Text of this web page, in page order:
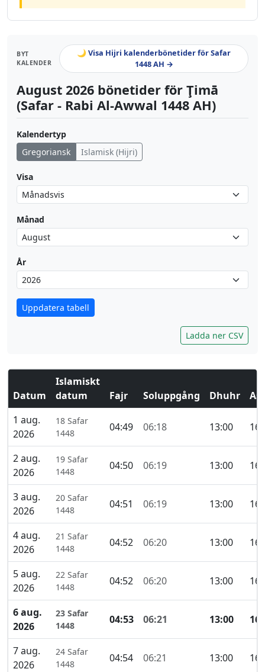
BYT
KALENDER
🌙 Visa Hijri kalenderbönetider för Safar
1448 AH →
August 2026 bönetider för Ţimā
(Safar - Rabi Al-Awwal 1448 AH)
Kalendertyp
Gregoriansk
Islamisk (Hijri)
Visa
Månad
År
Uppdatera tabell
Ladda ner CSV
Datum
Islamiskt
datum
Fajr Soluppgång Dhuhr
Asr
1 aug.
2026
18 Safar
1448
04:49 06:18 13:00
2 aug.
2026
19 Safar
1448
04:50 06:19 13:00
3 aug.
2026
20 Safar
1448
04:51 06:19 13:00
4 aug.
2026
21 Safar
1448
04:52 06:20 13:00
5 aug.
2026
22 Safar
1448
04:52 06:20 13:00
6 aug.
2026
23 Safar
1448
04:53 06:21 13:00
7 aug.
2026
24 Safar
1448
04:54 06:21 13:00